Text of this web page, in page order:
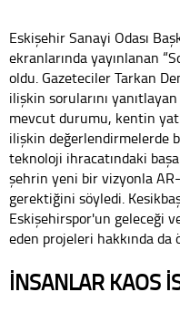
Eskişehir Sanayi Odası
ekranlarında yayınlanan
oldu. Gazeteciler Tarkan
ilişkin sorularını
mevcut durumu, kentin
ilişkin değerlendirmelerde
teknoloji ihracatındaki
şehrin yeni bir vizyonla
gerektiğini söyledi.
Eskişehirspor'un geleceği
eden projeleri hakkında da
İNSANLAR KAOS